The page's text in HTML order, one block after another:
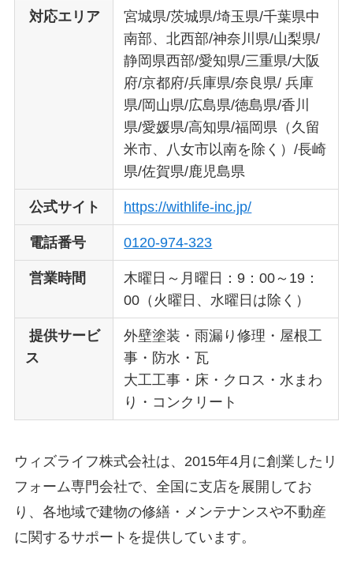
対応エリア
宮城県/茨城県/埼玉県/千葉県中
南部、北西部/神奈川県/山梨県/
静岡県西部/愛知県/三重県/大阪
府/京都府/兵庫県/奈良県/ 兵庫
県/岡山県/広島県/徳島県/香川
県/愛媛県/高知県/福岡県（久留
米市、八女市以南を除く）/長崎
県/佐賀県/鹿児島県
公式サイト https://withlife-inc.jp/
電話番号 0120-974-323
営業時間
木曜日～月曜日：9：00～19：
00（火曜日、水曜日は除く）
提供サービ
ス
外壁塗装・雨漏り修理・屋根工
事・防水・瓦
大工工事・床・クロス・水まわ
り・コンクリート
ウィズライフ株式会社は、2015年4月に創業したリ
フォーム専門会社で、全国に支店を展開してお
り、各地域で建物の修繕・メンテナンスや不動産
に関するサポートを提供しています。